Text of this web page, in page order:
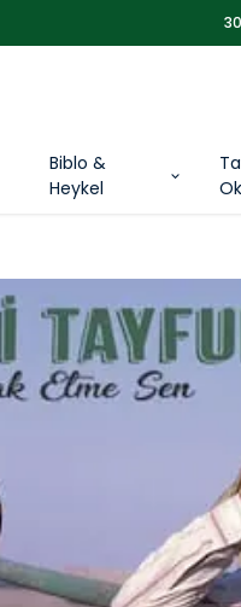
Biblo &
Heykel